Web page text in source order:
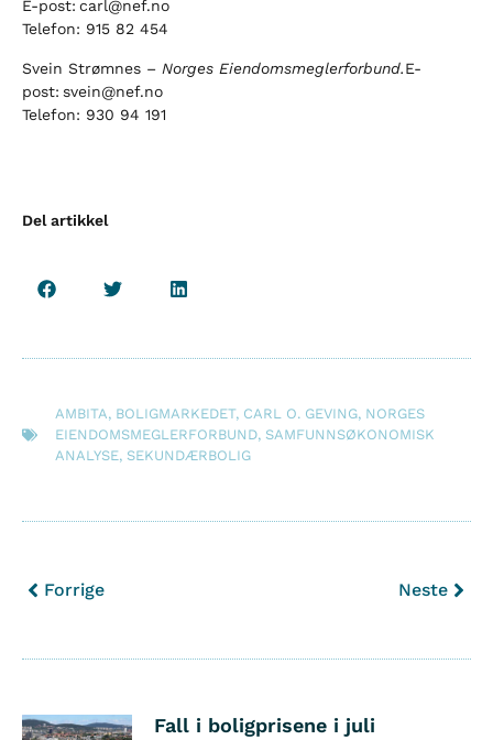
E-post: carl@nef.no
Telefon: 915 82 454
Svein Strømnes – Norges Eiendomsmeglerforbund.E-
post: svein@nef.no
Telefon: 930 94 191
Del artikkel
AMBITA, BOLIGMARKEDET, CARL O. GEVING, NORGES
EIENDOMSMEGLERFORBUND, SAMFUNNSØKONOMISK
ANALYSE, SEKUNDÆRBOLIG
Forrige Neste
Fall i boligprisene i juli